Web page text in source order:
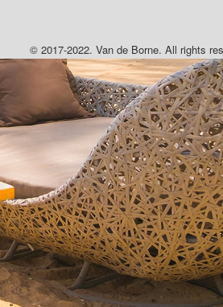
© 2017-2022. Van de Borne. All rights